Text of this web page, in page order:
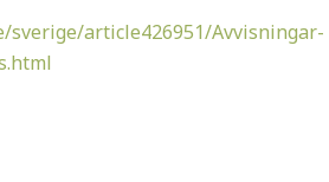
sverige/article426951/Avvisningar-